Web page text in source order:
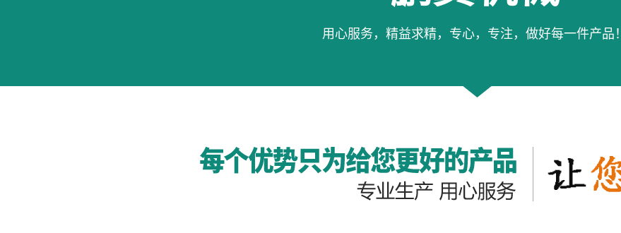
用心服务，精益求精，专心，专注，做好每一件产品！